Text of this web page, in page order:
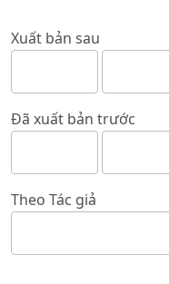
Xuất bản sau
Đã xuất bản trước
Theo Tác giả